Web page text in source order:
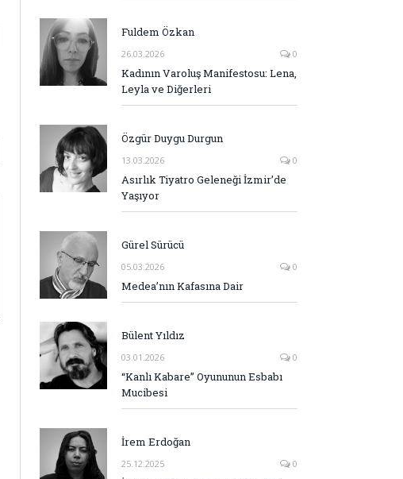
Fuldem Özkan
26.03.2026 0
Kadının Varoluş Manifestosu: Lena,
Leyla ve Diğerleri
Özgür Duygu Durgun
13.03.2026 0
Asırlık Tiyatro Geleneği İzmir’de
Yaşıyor
Gürel Sürücü
05.03.2026 0
Medea’nın Kafasına Dair
Bülent Yıldız
03.01.2026 0
“Kanlı Kabare” Oyununun Esbabı
Mucibesi
İrem Erdoğan
25.12.2025 0